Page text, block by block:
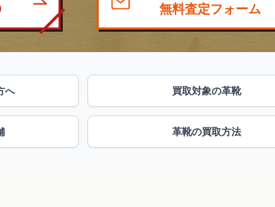
無料査定フォーム
へ 買取対象の革靴
革靴の買取方法